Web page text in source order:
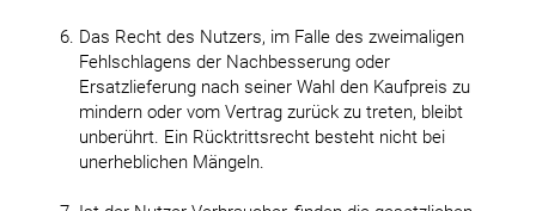
Das Recht des Nutzers, im Falle des zweimaligen
Fehlschlagens der Nachbesserung oder
Ersatzlieferung nach seiner Wahl den Kaufpreis zu
mindern oder vom Vertrag zurück zu treten, bleibt
unberührt. Ein Rücktrittsrecht besteht nicht bei
unerheblichen Mängeln.